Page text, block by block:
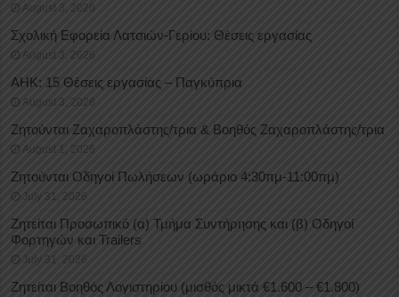
August 3, 2026
Σχολική Εφορεία Λατσιών-Γερίου: Θέσεις εργασίας
August 3, 2026
ΑΗΚ: 15 Θέσεις εργασίας – Παγκύπρια
August 3, 2026
Ζητούνται Ζαχαροπλάστης/τρια & Βοηθός Ζαχαροπλάστης/τρια
August 1, 2026
Ζητούνται Οδηγοί Πωλήσεων (ωράριο 4:30πμ-11:00πμ)
July 31, 2026
Ζητείται Προσωπικό (α) Τμήμα Συντήρησης και (β) Οδηγοί
Φορτηγών και Trailers
July 31, 2026
Ζητείται Βοηθός Λογιστηρίου (μισθός μικτά €1.600 – €1.800)